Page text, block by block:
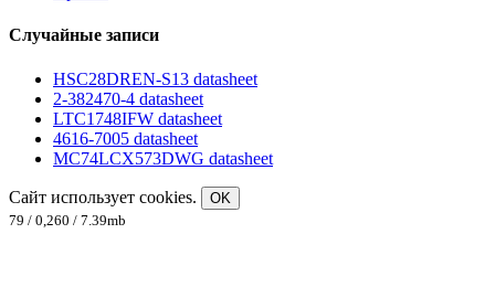
Случайные записи
HSC28DREN-S13 datasheet
2-382470-4 datasheet
LTC1748IFW datasheet
4616-7005 datasheet
MC74LCX573DWG datasheet
Сайт использует cookies.
OK
79 / 0,260 / 7.39mb